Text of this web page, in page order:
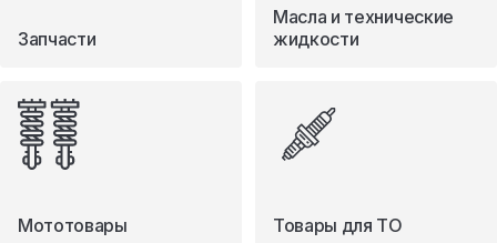
Запчасти
Масла и технические
жидкости
Мототовары Товары для ТО